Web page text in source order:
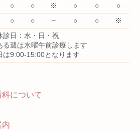
○ ○ ※ ○ ○
○
○ ○ − ○ ○
※
診日：水・日・祝
週は水曜午前診療します
9:00-15:00となります
について
内